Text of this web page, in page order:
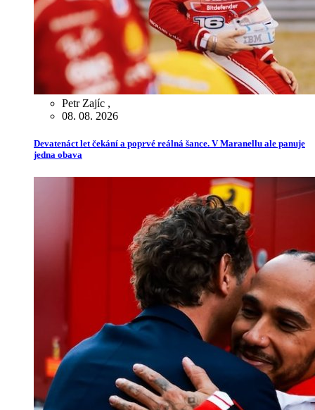
Petr Zajíc ,
08. 08. 2026
Devatenáct let čekání a poprvé reálná šance. V Maranellu ale panuje
jedna obava